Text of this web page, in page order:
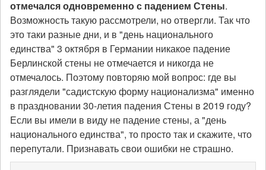
отмечался одновременно с падением Стены.
Возможность такую рассмотрели, но отвергли. Так что
это таки разные дни, и в "день национального
единства" 3 октября в Германии никакое падение
Берлинской стены не отмечается и никогда не
отмечалось. Поэтому повторяю мой вопрос: где вы
разглядели "садистскую форму национализма" именно
в праздновании 30-летия падения Стены в 2019 году?
Если вы имели в виду не падение стены, а "день
национального единства", то просто так и скажите, что
перепутали. Признавать свои ошибки не страшно.